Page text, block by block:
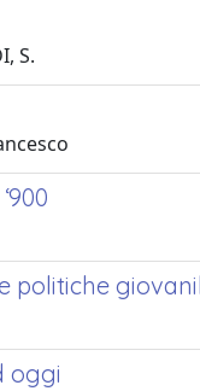
S.
politiche
oggi